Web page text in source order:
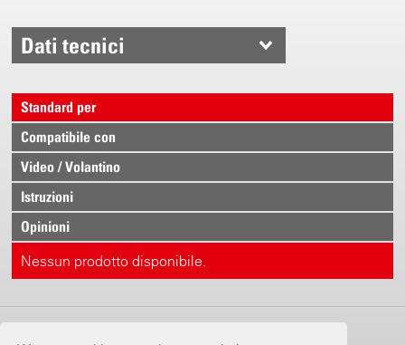
Dati tecnici
Standard per
Compatibile con
Video / Volantino
Istruzioni
Opinioni
Nessun prodotto disponibile.